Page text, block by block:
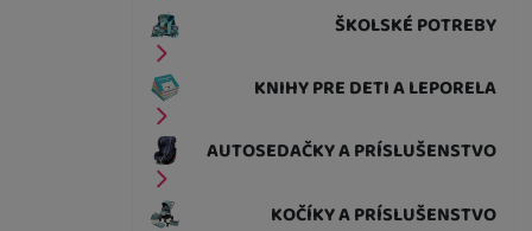
ŠKOLSKÉ POTREBY
KNIHY PRE DETI A LEPORELA
AUTOSEDAČKY A PRÍSLUŠENSTVO
KOČÍKY A PRÍSLUŠENSTVO